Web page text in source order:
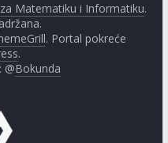
Matematiku i Informatiku.
. Portal pokreće
.
@Bokunda